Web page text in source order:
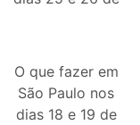
exposições e
passeios
imperdíveis
O que fazer em
São Paulo nos
dias 18 e 19 de